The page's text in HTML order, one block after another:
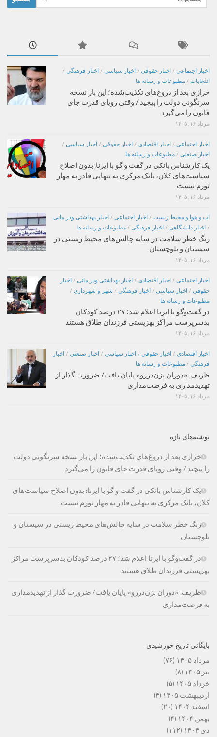
برای:
اخبار اجتماعی / اخبار حقوقی / اخبار سیاسی / اخبار فرهنگی /
انتخابات / مطبوعات و رسانه ها
خرازی بعد از دروغ‌های تکذیب‌شده؛ این بار نسخه
سرنگونی دولت را پیچید / وقتی رویای قدرت جای
قانون را می‌گیرد
مرداد ۱۶, ۱۴۰۵
اخبار اجتماعی / اخبار اقتصادی / اخبار حقوقی / اخبار سیاسی /
اخبار صنعتی / مطبوعات و رسانه ها
یک کارشناس بانکی در گفت و گو با ایرنا: بدون اصلاح
سیاست‌های کلان، بانک مرکزی به تنهایی قادر به مهار
تورم نیست
مرداد ۱۶, ۱۴۰۵
اب و هوا و محیط زیست / اخبار اجتماعی / اخبار بهداشتی ودر مانی
/ اخبار دانشگاهی / اخبار فرهنگی / مطبوعات و رسانه ها
زنگ خطر سلامت در سایه چالش‌های محیط زیستی در
سیستان و بلوچستان
مرداد ۱۶, ۱۴۰۵
اخبار اجتماعی / اخبار اقتصادی / اخبار بهداشتی ودر مانی / اخبار
حقوقی / اخبار سیاسی / اخبار فرهنگی / شهر و شهرداری /
مطبوعات و رسانه ها
در گفت‌وگو با ایرنا اعلام شد؛ ۲۷ درصد کودکان
بدسرپرست مراکز بهزیستی فرزندان طلاق هستند
مرداد ۱۶, ۱۴۰۵
اخبار اقتصادی / اخبار حقوقی / اخبار سیاسی / اخبار صنعتی / اخبار
فرهنگی / مطبوعات و رسانه ها
ظریف: «دوران بزن‌دررو» پایان یافت/ ضرورت گذار از
تهدیدمداری به فرصت‌مداری
مرداد ۱۶, ۱۴۰۵
نوشته‌های تازه
خرازی بعد از دروغ‌های تکذیب‌شده؛ این بار نسخه سرنگونی دولت
را پیچید / وقتی رویای قدرت جای قانون را می‌گیرد
یک کارشناس بانکی در گفت و گو با ایرنا: بدون اصلاح سیاست‌های
کلان، بانک مرکزی به تنهایی قادر به مهار تورم نیست
زنگ خطر سلامت در سایه چالش‌های محیط زیستی در سیستان و
بلوچستان
در گفت‌وگو با ایرنا اعلام شد؛ ۲۷ درصد کودکان بدسرپرست مراکز
بهزیستی فرزندان طلاق هستند
ظریف: «دوران بزن‌دررو» پایان یافت/ ضرورت گذار از تهدیدمداری
به فرصت‌مداری
بایگانی تاریخ خورشیدی
مرداد ۱۴۰۵
(۷۶)
تیر ۱۴۰۵
(۸)
خرداد ۱۴۰۵
(۵)
اردیبهشت ۱۴۰۵
(۴)
اسفند ۱۴۰۴
(۲۰)
بهمن ۱۴۰۴
(۴)
دی ۱۴۰۴
(۱۱۲)